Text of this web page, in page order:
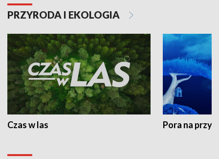
PRZYRODA I EKOLOGIA
Czas w las Pora na